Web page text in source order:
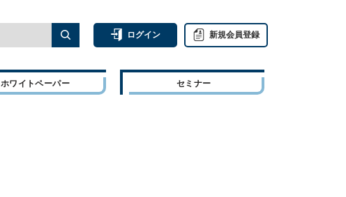
ログイン 新規会員登録
ホワイトペーパー セミナー